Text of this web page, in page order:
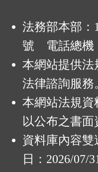
法務部本部：
號 電話總機
本網站提供法
法律諮詢服務
本網站法規資
以公布之書面
資料庫內容
日：2026/07/